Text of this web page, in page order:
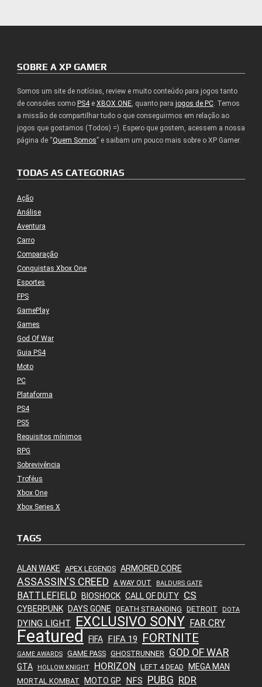
SOBRE A XP GAMER
Somos um site de notícias, review e muito conteúdo para jogos tanto
de consoles como PS4e XBOX ONE, quanto para jogos de PC. Temos
a missão de compartilhar tudo o que conseguirmos em relação ao
jogos que gostamos (Todos) =). Espero que gostem, acessem a nossa
página de “Quem Somos” e saibam um pouco mais sobre o XP Gamer.
TODAS AS CATEGORIAS
Ação
Análise
Aventura
Carro
Comparação
Conquistas Xbox One
Esportes
FPS
GamePlay
Games
God Of War
Guia PS4
Moto
PC
Plataforma
PS4
PS5
Requisitos mínimos
RPG
Sobrevivência
Troféus
Xbox One
Xbox Series X
TAGS
ALAN WAKE APEX LEGENDS ARMORED CORE
ASSASSIN'S CREED A WAY OUT BALDURS GATE
BATTLEFIELD BIOSHOCK CALL OF DUTY CS
CYBERPUNK DAYS GONE DEATH STRANDING DETROIT DOTA
DYING LIGHT EXCLUSIVO SONY FAR CRY
Featured FIFA FIFA 19 FORTNITE
GAME AWARDS GAME PASS GHOSTRUNNER GOD OF WAR
GTA HOLLOW KNIGHT HORIZON LEFT 4 DEAD MEGA MAN
MORTAL KOMBAT MOTO GP NFS PUBG RDR